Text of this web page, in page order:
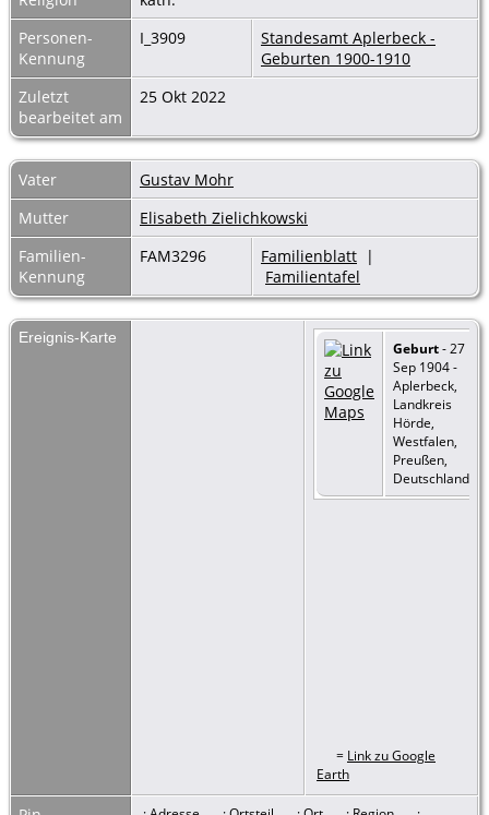
Personen-
Kennung
I_3909
Standesamt Aplerbeck -
Geburten 1900-1910
Zuletzt
bearbeitet am
25 Okt 2022
Vater
Gustav Mohr
Mutter
Elisabeth Zielichkowski
Familien-
Kennung
FAM3296 Familienblatt |
Familientafel
Ereignis-Karte
Geburt- 27
Sep 1904 -
Aplerbeck,
Landkreis
Hörde,
Westfalen,
Preußen,
Deutschland
= Link zu Google
Earth